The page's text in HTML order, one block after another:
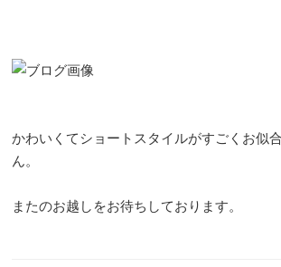
かわいくてショートスタイルがすごくお似
ん。
またのお越しをお待ちしております。